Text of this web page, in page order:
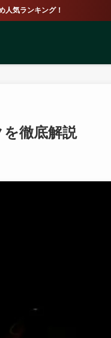
人気ランキング！
徹底解説